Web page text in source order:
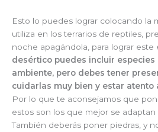
Esto lo puedes lograr colocando la
utiliza en los terrarios de reptiles,
noche apagándola, para lograr este
desértico puedes incluir especies
ambiente, pero debes tener
cuidarlas muy bien y estar atento
Por lo que te aconsejamos que
estos son los que mejor se adaptan
También deberás poner piedras, y